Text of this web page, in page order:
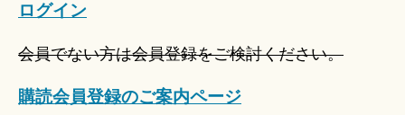
ログイン
会員でない方は会員登録をご検討ください。
購読会員登録のご案内ページ